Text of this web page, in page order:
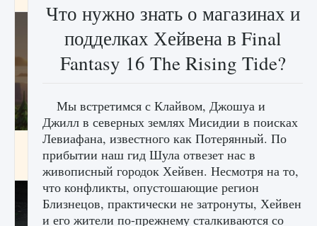
Как заработать медали лиги Clash of Clans
9 августа 2024 2 599
Что нужно знать о магазинах и
подделках Хейвена в Final
Fantasy 16 The Rising Tide?
Мы встретимся с Клайвом, Джошуа и
Джилл в северных землях Мисидии в поисках
Левиафана, известного как Потерянный. По
прибытии наш гид Шула отвезет нас в
живописный городок Хейвен. Несмотря на то,
что конфликты, опустошающие регион
Близнецов, практически не затронуты, Хейвен
и его жители по-прежнему сталкиваются со